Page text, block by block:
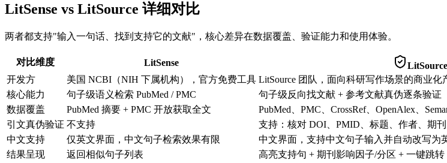
LitSense vs LitSource 详细对比
两者都支持"输入一句话、找到支持它的文献"，核心差异在数据覆盖、验证能力和使用体验。
对比维度 LitSense
LitSource
开发方
美国 NCBI（NIH 下属机构），官方免费工具 LitSource 团队，面向科研写作场景的商业化
核心能力
句子级语义检索 PubMed / PMC
句子级反向找文献 + 参考文献真伪逐条验证
数据覆盖
PubMed 摘要 + PMC 开放获取全文
PubMed、PMC、CrossRef、OpenAlex、
引文真伪验证 不支持
支持：核对 DOI、PMID、标题、作者、期
中文支持
仅英文界面，中文句子检索效果有限
中文界面，支持中文句子输入并自动改写为
结果呈现
返回相似句子列表
高亮支持句 + 期刊影响因子/分区 + 一键跳转